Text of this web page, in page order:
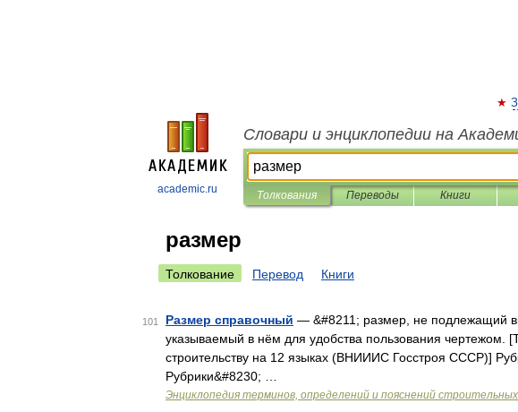
academic.ru
Словари и энциклопедии на
Толкования Переводы Книги
размер
Толкование Перевод Книги
101 Размер справочный — &#8211; размер, не подлежащий
указываемый в нём для удобства пользования чертежом.
строительству на 12 языках (ВНИИИС Госстроя СССР)]
Рубрики&#8230; …
Энциклопедия терминов, определений и пояснений